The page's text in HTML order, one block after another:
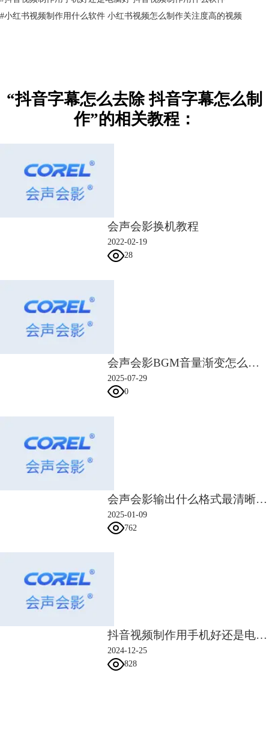
2、选中背景素材后，在预览区点击锚点并拖动，使得素材遮挡住字幕。
为了让画面更美观，我们可以在屏幕的上下各放置一个遮挡素材。
图5：遮挡字幕
学会了抖音字幕去除的方法，我再教大家抖音字幕怎么制作。
1、将准备好的视频导入会声会影，点击标题工具按钮。
2、双击预览区窗口输入字幕内容，输入完成后点击预览区其他位置结束
输入，点击字幕并拖动可以调整字幕位置，点击字幕四周锚点并拖动可以
修改字幕大小。
#小红书视频制作用什么软件 小红书视频怎么制作关注度高的视频
“抖音字幕怎么去除 抖音字幕怎么制
作”的相关教程：
会声会影换机教程
2022-02-19
28
会声会影BGM音量渐变怎么设置 会声会影背景音乐突然中断怎么过渡
2025-07-29
0
会声会影输出什么格式最清晰 会声会影输出文件太大原因是什么
2025-01-09
762
抖音视频制作用手机好还是电脑好 抖音视频制作用什么软件
2024-12-25
828